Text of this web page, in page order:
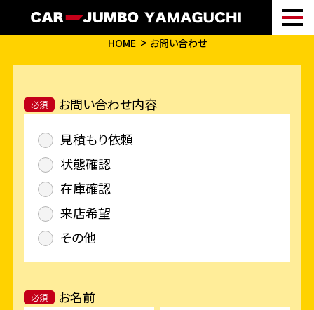
HOME お問い合わせ
必須
お問い合わせ内容
見積もり依頼
状態確認
在庫確認
来店希望
その他
必須 お名前